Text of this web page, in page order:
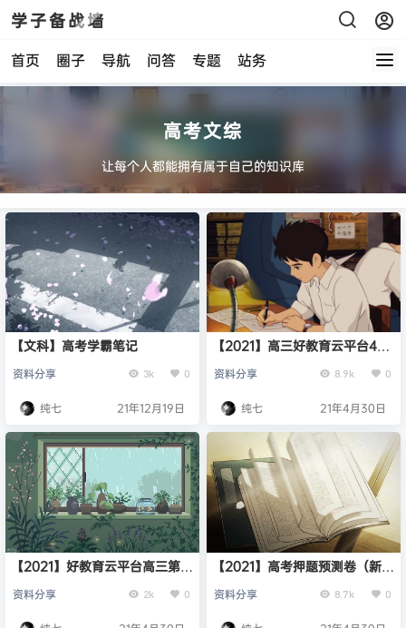
学子备战墙
首页 圈子 导航 问答 专题 站务
高考文综
让每个人都能拥有属于自己的知识库
【文科】高考学霸笔记
资料分享 3k 0
纯七 21年12月19日
【2021】高三好教育云平台4月
资料分享 8.9k 0
纯七 21年4月30日
【2021】好教育云平台高三第三
资料分享 2k 0
【2021】高考押题预测卷（新课
+参考答案+答题卡+听力）
资料分享 8.7k 0